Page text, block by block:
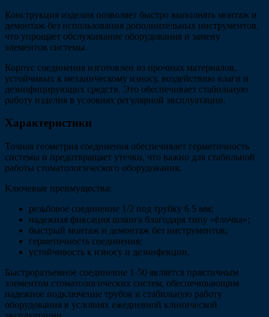
Конструкция изделия позволяет быстро выполнять монтаж и
демонтаж без использования дополнительных инструментов,
что упрощает обслуживание оборудования и замену
элементов системы.
Корпус соединения изготовлен из прочных материалов,
устойчивых к механическому износу, воздействию влаги и
дезинфицирующих средств. Это обеспечивает стабильную
работу изделия в условиях регулярной эксплуатации.
Характеристики
Точная геометрия соединения обеспечивает герметичность
системы и предотвращает утечки, что важно для стабильной
работы стоматологического оборудования.
Ключевые преимущества:
резьбовое соединение 1/2 под трубку 6.5 мм;
надежная фиксация шланга благодаря типу «ёлочка»;
быстрый монтаж и демонтаж без инструментов;
герметичность соединения;
устойчивость к износу и дезинфекции.
Быстроразъемное соединение 1-50 является практичным
элементом стоматологических систем, обеспечивающим
надежное подключение трубок и стабильную работу
оборудования в условиях ежедневной клинической